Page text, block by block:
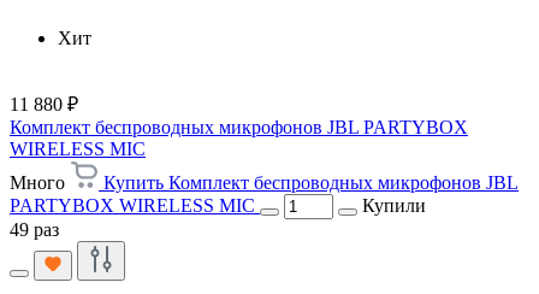
Хит
11 880 ₽
Комплект беспроводных микрофонов JBL PARTYBOX
WIRELESS MIC
Много
Купить Комплект беспроводных микрофонов JBL
PARTYBOX WIRELESS MIC
Купили
49 раз